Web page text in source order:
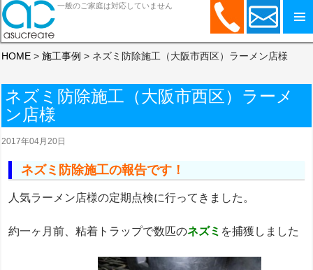
コンテンツへスキップ
一般のご家庭は対応していません
HOME >施工事例 > ネズミ防除施工（大阪市西区）ラーメン店様
ネズミ防除施工（大阪市西区）ラーメ
ン店様
2017年04月20日
ネズミ防除施工の報告です！
人気ラーメン店様の定期点検に行ってきました。
約一ヶ月前、粘着トラップで数匹のネズミ を捕獲しました